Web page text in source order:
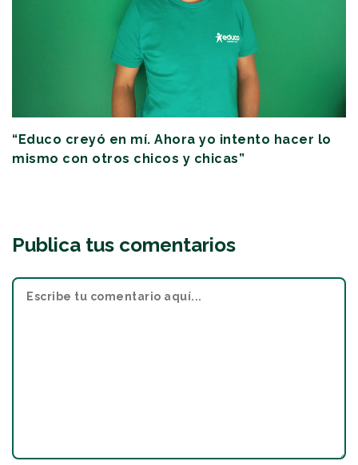
“Educo creyó en mí. Ahora yo intento hacer lo
mismo con otros chicos y chicas”
Publica tus comentarios